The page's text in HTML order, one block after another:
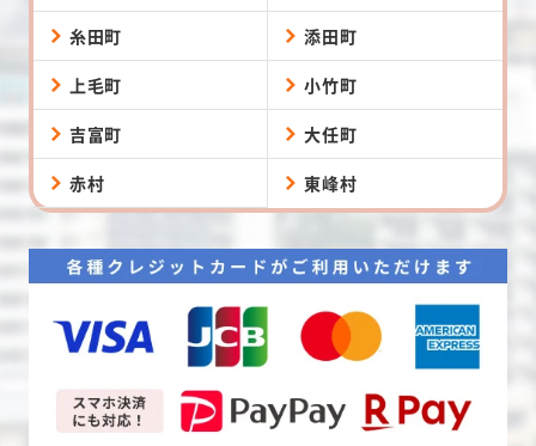
糸田町 添田町
上毛町 小竹町
吉富町 大任町
赤村 東峰村